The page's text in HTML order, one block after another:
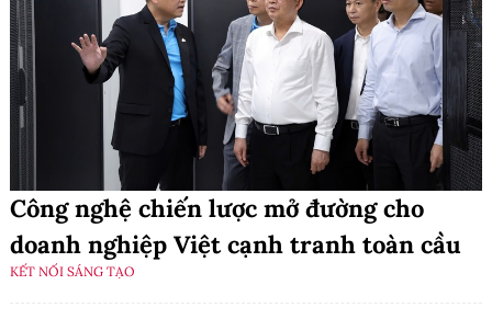
Công nghệ chiến lược mở đường cho
doanh nghiệp Việt cạnh tranh toàn cầu
KẾT NỐI SÁNG TẠO